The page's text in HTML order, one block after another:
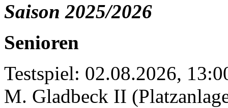
Saison 2025/2026
Senioren
Testspiel: 02.08.2026,
M. Gladbeck II